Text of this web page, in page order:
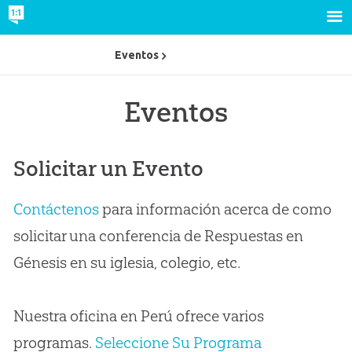
Eventos
Solicitar un Evento
Contáctenospara información acerca de como
solicitar una conferencia de Respuestas en
Génesis en su iglesia, colegio, etc.
Nuestra oficina en Perú ofrece varios
programas. Seleccione Su Programa
Eventos